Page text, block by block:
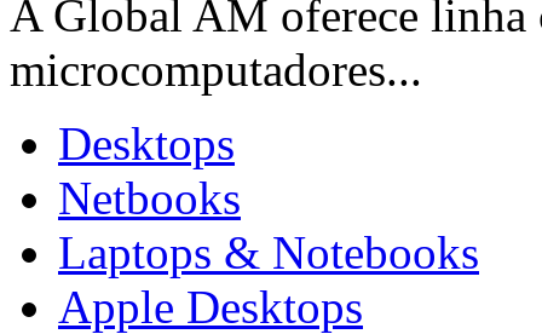
A Global AM oferece linha
microcomputadores...
Desktops
Netbooks
Laptops & Notebooks
Apple Desktops